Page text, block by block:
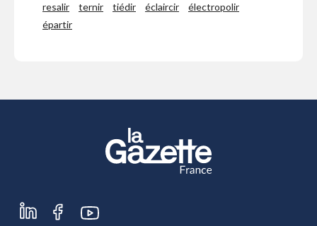
resalir
ternir tiédir éclaircir
électropolir
épartir